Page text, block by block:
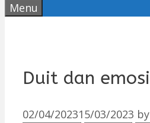
Menu
Duit dan emosi
02/04/202315/03/2023 by